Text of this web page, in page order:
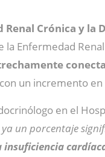
Crónica y la
Enfermedad
un incremento
en el
un porcentaje